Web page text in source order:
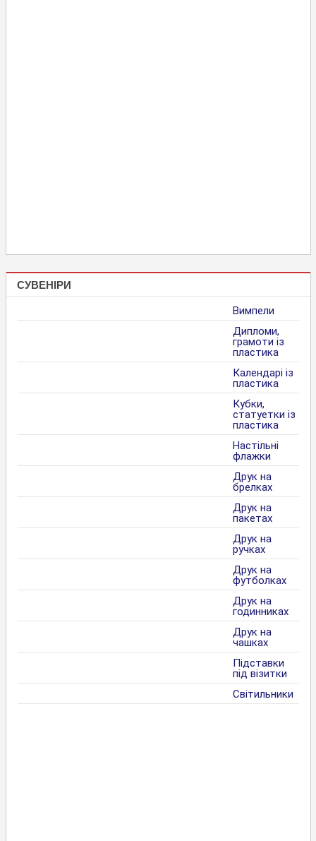
СУВЕНІРИ
Вимпели
Дипломи,
грамоти із
пластика
Календарі із
пластика
Кубки,
статуетки із
пластика
Настільні
флажки
Друк на
брелках
Друк на
пакетах
Друк на
ручках
Друк на
футболках
Друк на
годинниках
Друк на
чашках
Підставки
під візитки
Світильники